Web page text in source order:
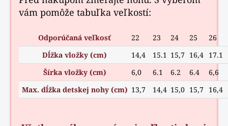
vám pomôže tabuľka veľkostí:
Odporúčaná veľkosť 22 23 24 25
26
Dĺžka vložky (cm)
14,4 15.1 15,7 16,4 17.1
Šírka vložky (cm)
6,0 6.1 6.2 6.4
6,6
Max. dĺžka detskej nohy (cm) 13,7 14,4 15,0 15,7 16,4